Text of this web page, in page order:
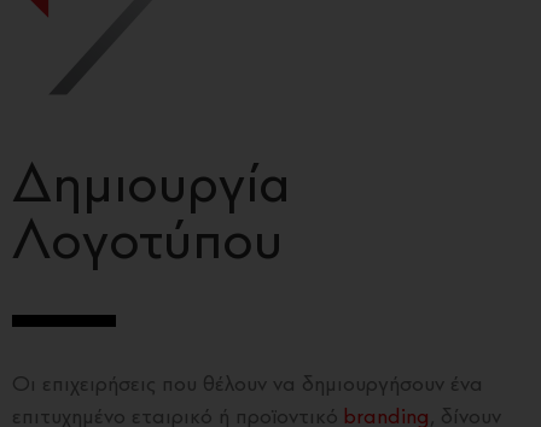
Δημιουργία
Λογοτύπου
Οι επιχειρήσεις που θέλουν να δημιουργήσουν ένα
επιτυχημένο εταιρικό ή προϊοντικό branding , δίνουν